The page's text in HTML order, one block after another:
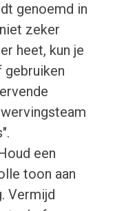
genoemd in
zeker
heet, kun je
gebruiken
een
toon aan
Vermijd